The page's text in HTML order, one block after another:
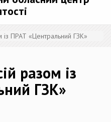
із ПРАТ «Центральний ГЗК»
разом із
ГЗК»